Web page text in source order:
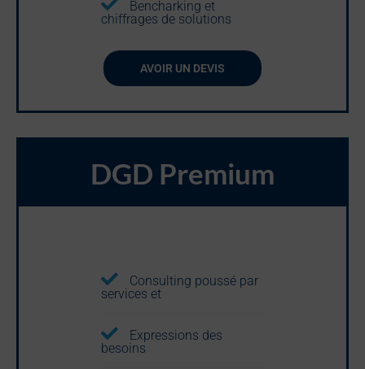
Bencharking et
chiffrages de solutions
AVOIR UN DEVIS
DGD Premium
Consulting poussé par
services et
Expressions des
besoins